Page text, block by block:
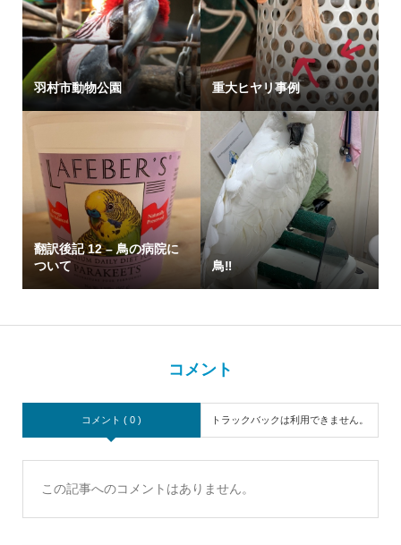
羽村市動物公園 重大ヒヤリ事例
翻訳後記 12 – 鳥の病院に
ついて
鳥‼️
コメント
コメント ( 0 ) トラックバックは利用できません。
この記事へのコメントはありません。